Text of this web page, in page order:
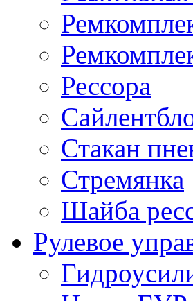
Рессора
Стакан
Стремянка
Шайба
Рулевое